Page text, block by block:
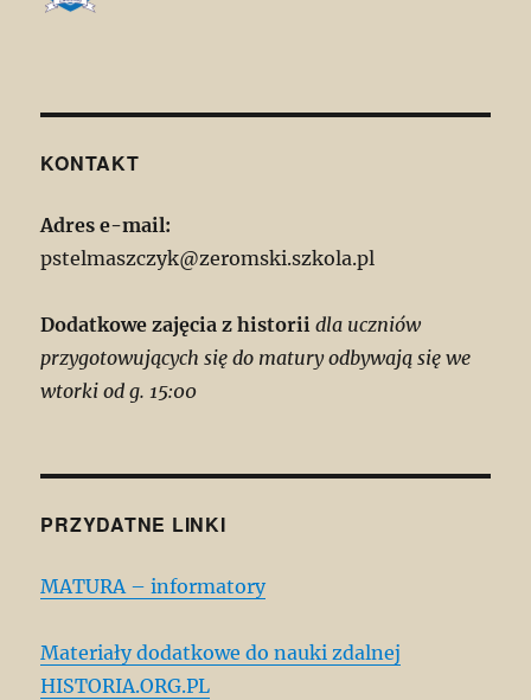
KONTAKT
Adres e-mail:
pstelmaszczyk@zeromski.szkola.pl
Dodatkowe zajęcia z historii dla uczniów
przygotowujących się do matury odbywają się we
wtorki od g. 15:00
PRZYDATNE LINKI
MATURA – informatory
Materiały dodatkowe do nauki zdalnej
HISTORIA.ORG.PL